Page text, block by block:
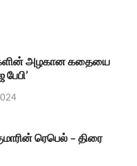
அழகான கதையை
ரெபெல் – திரை